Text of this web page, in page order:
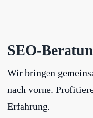
SEO-
Wir bringen
nach vorne.
Erfahrung.